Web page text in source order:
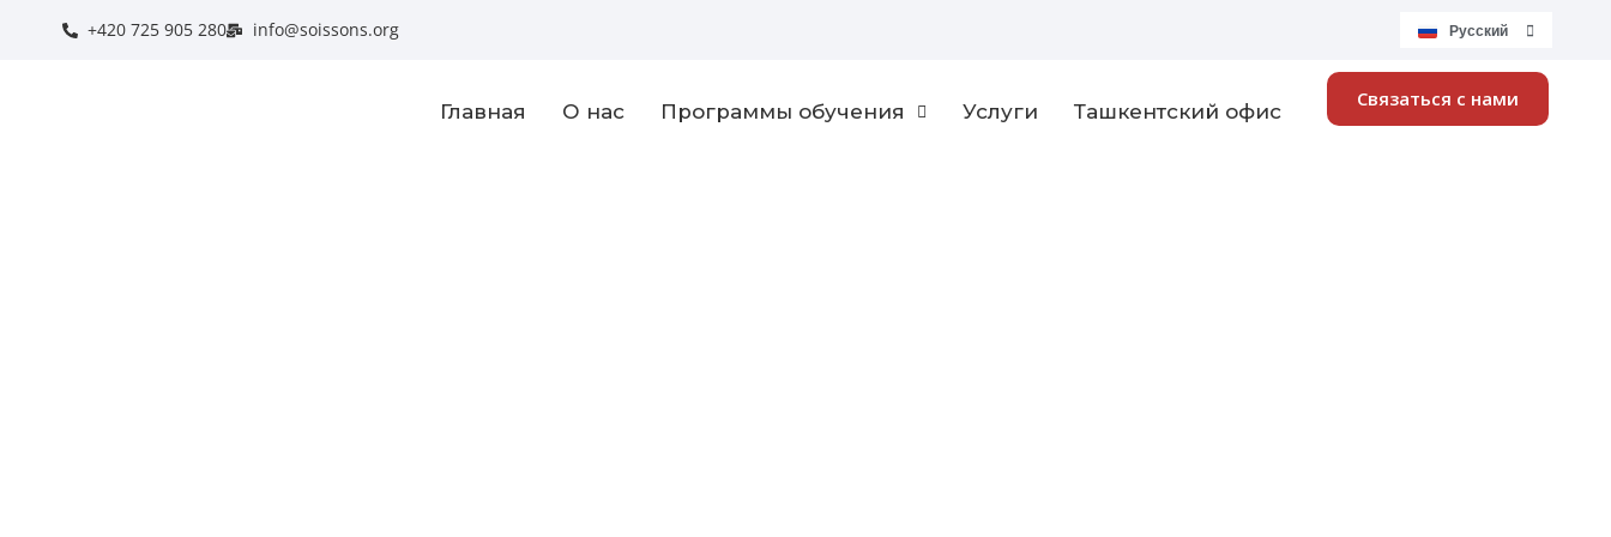
+420 725 905 280 info@soissons.org Русский
Čeština
Главная О нас Программы обучения Услуги Ташкентский офис
Связаться с нами